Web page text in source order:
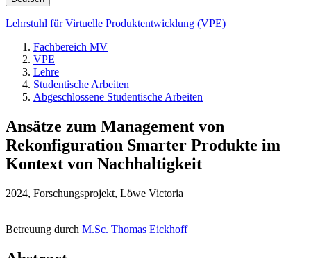
Lehrstuhl für Virtuelle Produktentwicklung (VPE)
Fachbereich MV
VPE
Lehre
Studentische Arbeiten
Abgeschlossene Studentische Arbeiten
Ansätze zum Management von
Rekonfiguration Smarter Produkte im
Kontext von Nachhaltigkeit
2024, Forschungsprojekt, Löwe Victoria
Betreuung durch M.Sc. Thomas Eickhoff